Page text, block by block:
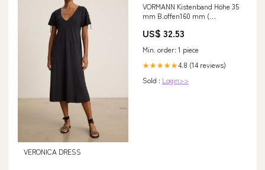
VERONICA DRESS
VORMANN Kistenband Höhe 35
mm B.offen160 mm (
Strategischer Einkauf
US$ 32.53
Min. order: 1 piece
★★★★★4.8 (14 reviews)
Sold : Login>>